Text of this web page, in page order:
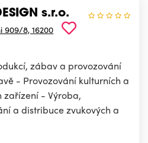
s.r.o.
909/8, 16200
zábav a provozování
- Provozování kulturních a
- Výroba,
a distribuce zvukových a